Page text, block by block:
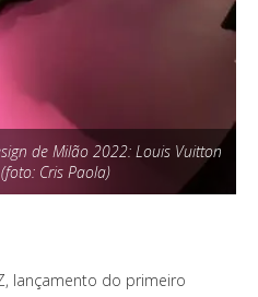
de Milão 2022: Louis Vuitton
Cris Paola)
lançamento do primeiro